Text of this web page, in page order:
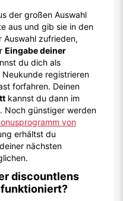
der großen Auswahl
aus und gib sie in den
Auswahl zufrieden,
Eingabe deiner
du dich als
registrieren
forfahren. Deinen
kannst du dann im
Noch günstiger werden
von
erhältst du
nächsten
discountlens